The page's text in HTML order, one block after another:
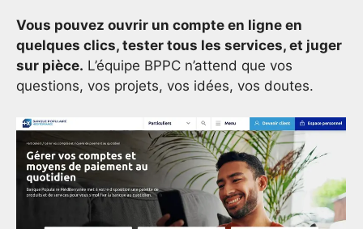
Vous pouvez ouvrir un compte en ligne en
quelques clics, tester tous les services, et juger
sur pièce. L’équipe BPPC n’attend que vos
questions, vos projets, vos idées, vos doutes.